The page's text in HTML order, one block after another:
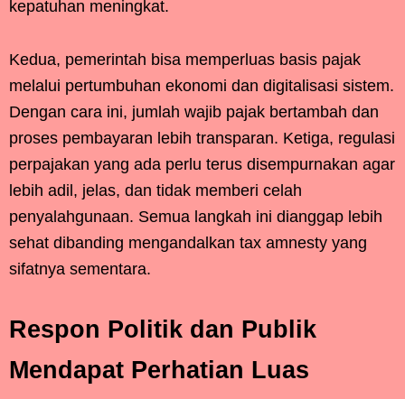
kepatuhan meningkat.
Kedua, pemerintah bisa memperluas basis pajak
melalui pertumbuhan ekonomi dan digitalisasi sistem.
Dengan cara ini, jumlah wajib pajak bertambah dan
proses pembayaran lebih transparan. Ketiga, regulasi
perpajakan yang ada perlu terus disempurnakan agar
lebih adil, jelas, dan tidak memberi celah
penyalahgunaan. Semua langkah ini dianggap lebih
sehat dibanding mengandalkan tax amnesty yang
sifatnya sementara.
Respon Politik dan Publik
Mendapat Perhatian Luas